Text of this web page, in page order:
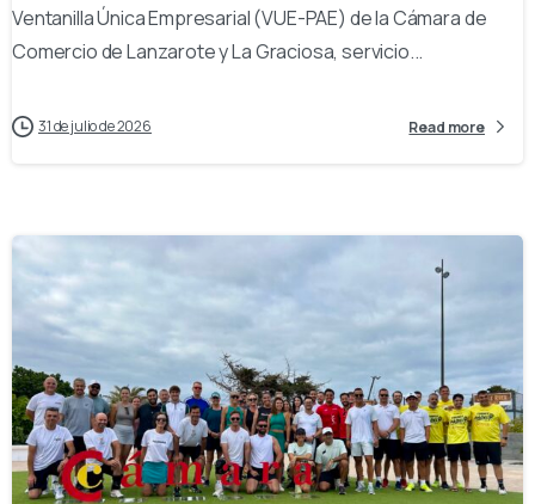
Ventanilla Única Empresarial (VUE-PAE) de la Cámara de
Comercio de Lanzarote y La Graciosa, servicio...
31 de julio de 2026 Read more